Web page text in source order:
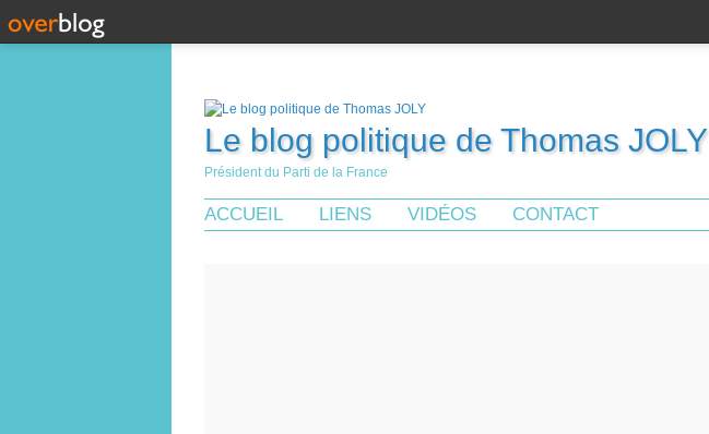
Le blog politique de Thomas JOLY
Président du Parti de la France
ACCUEIL LIENS VIDÉOS CONTACT